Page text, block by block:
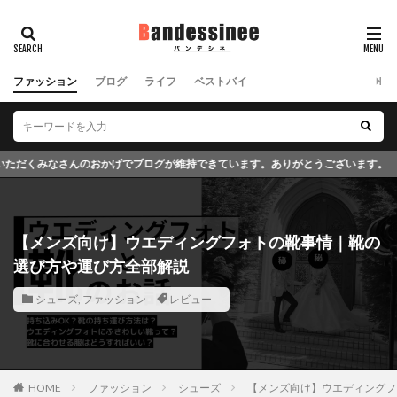
ファッション ブログ ライフ ベストバイ
ます。ありがとうございます。
【メンズ向け】ウエディングフォトの靴事情｜靴の
選び方や運び方全部解説
シューズ, ファッション レビュー
HOME ファッション シューズ 【メンズ向け】ウエディング